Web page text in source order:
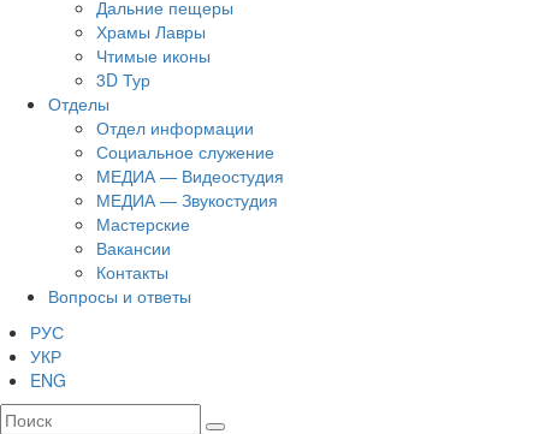
Дальние пещеры
Храмы Лавры
Чтимые иконы
3D Тур
Отделы
Отдел информации
Социальное служение
МЕДИА — Видеостудия
МЕДИА — Звукостудия
Мастерские
Вакансии
Контакты
Вопросы и ответы
РУС
УКР
ENG